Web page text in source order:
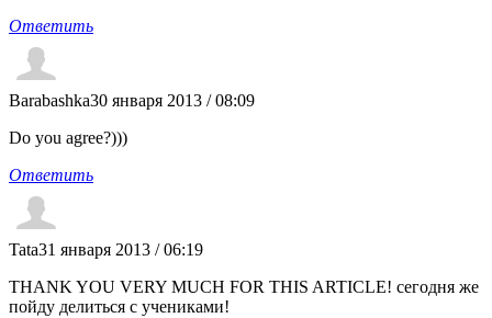
Ответить
Barabashka30 января 2013 / 08:09
Do you agree?)))
Ответить
Tata31 января 2013 / 06:19
THANK YOU VERY MUCH FOR THIS ARTICLE! сегодня же
пойду делиться с учениками!